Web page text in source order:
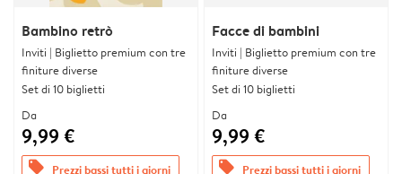
Bambino retrò
Inviti | Biglietto premium con tre
finiture diverse
Set di 10 biglietti
Da
9,99 €
offers Prezzi bassi tutti i giorni
Facce di bambini
Inviti | Biglietto premium con tre
finiture diverse
Set di 10 biglietti
Da
9,99 €
offers Prezzi bassi tutti i giorni